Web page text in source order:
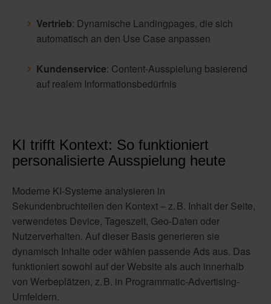
Vertrieb: Dynamische Landingpages, die sich
automatisch an den Use Case anpassen
Kundenservice: Content-Ausspielung basierend
auf realem Informationsbedürfnis
KI trifft Kontext: So funktioniert
personalisierte Ausspielung heute
Moderne KI-Systeme analysieren in
Sekundenbruchteilen den Kontext – z. B. Inhalt der Seite,
verwendetes Device, Tageszeit, Geo-Daten oder
Nutzerverhalten. Auf dieser Basis generieren sie
dynamisch Inhalte oder wählen passende Ads aus. Das
funktioniert sowohl auf der Website als auch innerhalb
von Werbeplätzen, z. B. in Programmatic-Advertising-
Umfeldern.